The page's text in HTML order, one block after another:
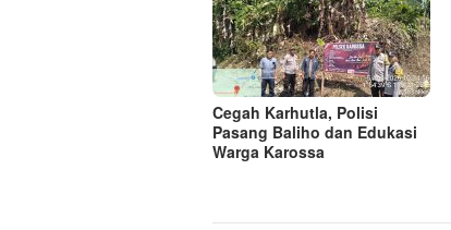
Cegah Karhutla, Polisi
Pasang Baliho dan Edukasi
Warga Karossa